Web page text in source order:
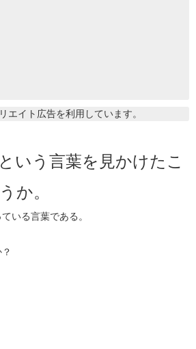
エイト広告を利用しています。
いう言葉を見かけたこ
か。
いる言葉である。